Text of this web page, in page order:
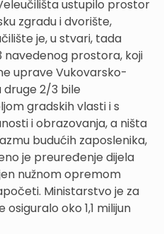
ustupilo prostor
zgradu i dvorište,
je, u stvari, tada
navedenog prostora, koji
uprave Vukovarsko-
druge 2/3 bile
gradskih vlasti i s
i obrazovanja, a ništa
budućih zaposlenika,
je preuređenje dijela
nužnom opremom
Ministarstvo je za
oko 1,1 milijun